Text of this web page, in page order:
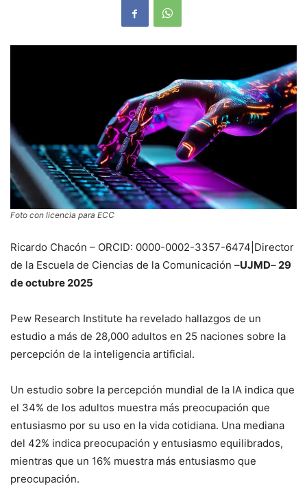
Foto con licencia para ECC
Ricardo Chacón – ORCID: 0000-0002-3357-6474|Director
de la Escuela de Ciencias de la Comunicación –UJMD– 29
de octubre 2025
Pew Research Institute ha revelado hallazgos de un
estudio a más de 28,000 adultos en 25 naciones sobre la
percepción de la inteligencia artificial.
Un estudio sobre la percepción mundial de la IA indica que
el 34% de los adultos muestra más preocupación que
entusiasmo por su uso en la vida cotidiana. Una mediana
del 42% indica preocupación y entusiasmo equilibrados,
mientras que un 16% muestra más entusiasmo que
preocupación.